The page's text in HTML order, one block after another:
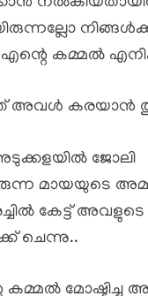
എന്റെ കമ്മൽ
അവൾ കരയാൻ
ജോലി
മായയുടെ
കേട്ട് അവളുടെ
ചെന്നു..
മോഷ്ടിച്ചു